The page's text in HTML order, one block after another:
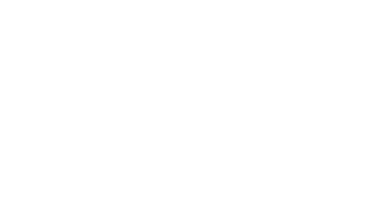
uvedené vybavení)